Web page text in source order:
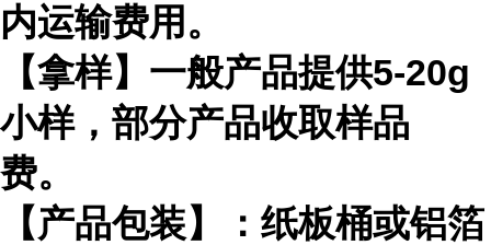
内运输费用。
【拿样】一般产品提供5-20g
小样，部分产品收取样品
费。
【产品包装】：纸板桶或铝箔